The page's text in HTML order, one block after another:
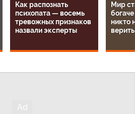
Как распознать
психопата — восемь
тревожных признаков
назвали эксперты
Мир
никто
верить